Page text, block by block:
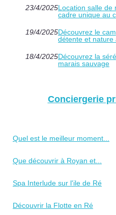
23/4/2025Location salle de
cadre unique au
19/4/2025Découvrez le
détente et nature
18/4/2025Découvrez la
marais sauvage
Conciergerie
Quel est le meilleur moment...
Que découvrir à Royan et...
Spa Interlude sur l'ile de Ré
Découvrir la Flotte en Ré